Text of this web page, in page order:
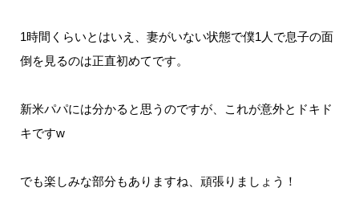
1時間くらいとはいえ、妻がいない状態で僕1人で息子の面
倒を見るのは正直初めてです。
新米パパには分かると思うのですが、これが意外とドキド
キですw
でも楽しみな部分もありますね、頑張りましょう！